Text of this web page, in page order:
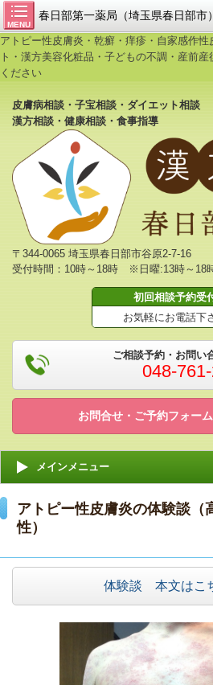
MENU
春日部第一薬局（埼玉県春日部市）
アトピー性皮膚炎・乾癬・痒疹・自家感作
ト・漢方美容化粧品・子どもの不調・産前
ください
皮膚病相談・子宝相談・ダイエット相談
漢方相談・健康相談・食事指導
〒344-0065 埼玉県春日部市谷原2-7-16
受付時間：10時～18時 ※日曜:13時～18
初回相談予約受
お気軽にお電話下
ご相談予約・お問い
048-
お問合せ・ご予約フォー
メインメニュー
アトピー性皮膚炎の体験談
性）
体験談 本文はこ